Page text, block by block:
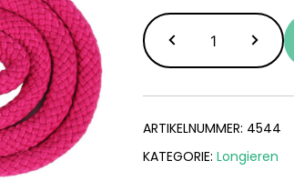
Longierhilfe
Menge
ARTIKELNUMMER: 4544
KATEGORIE: Longieren